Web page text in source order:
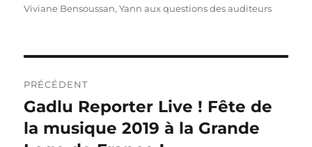
Viviane Bensoussan,Yann aux questions des auditeurs
de
l’article
PRÉCÉDENT
Publication
précédente :
Gadlu Reporter Live ! Fête de
la musique 2019 à la Grande